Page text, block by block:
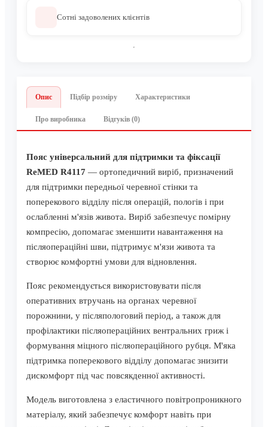
Сотні задоволених клієнтів
Опис Підбір розміру Характеристики
Про виробника Відгуків (0)
Пояс універсальний для підтримки та фіксації
ReMED R4117 — ортопедичний виріб, призначений
для підтримки передньої черевної стінки та
поперекового відділу після операцій, пологів і при
ослабленні м'язів живота. Виріб забезпечує помірну
компресію, допомагає зменшити навантаження на
післяопераційні шви, підтримує м'язи живота та
створює комфортні умови для відновлення.
Пояс рекомендується використовувати після
оперативних втручань на органах черевної
порожнини, у післяпологовий період, а також для
профілактики післяопераційних вентральних гриж і
формування міцного післяопераційного рубця. М'яка
підтримка поперекового відділу допомагає знизити
дискомфорт під час повсякденної активності.
Модель виготовлена з еластичного повітропроникного
матеріалу, який забезпечує комфорт навіть при